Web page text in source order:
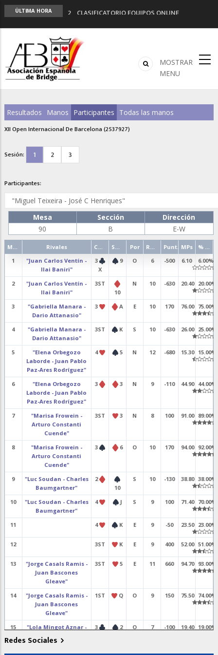
ÚLTIMA HORA
2º CLASIFICATORIO EQUIPOS ONLINE
ANUNCIATE EN NUESTRA REVISTA
NUEVA PROGRAMACIÓN TORNEOS FUNBRIDGE
LIGA 11ª
MOSTRAR
MENU
Resultados Manos Participantes Todas las manos
XII Open Internacional De Barcelona (2537927)
Sesión: 1 2 3
Participantes:
Mesa Sección
Dirección
90
B E-W
Rivales Por Punt. MPs
1
"Juan Carlos Ventín -
Ilai Baniri"
3
X
9 O 6 -500 6.10 6.00%
2
"Juan Carlos Ventín -
Ilai Baniri"
3ST
10
N 10 -630 20.40 20.00%
3
"Gabriella Manara -
Dario Attanasio"
3 A E 10 170 76.00 75.00%
4
"Gabriella Manara -
Dario Attanasio"
3ST K S 10 -630 26.00 25.00%
5
"Elena Orbegozo
Laborde - Juan Pablo
Paz-Ares Rodríguez"
4 5 N 12 -680 15.30 15.00%
6
"Elena Orbegozo
Laborde - Juan Pablo
Paz-Ares Rodríguez"
3 3 N 9 -110 44.90 44.00%
7
"Marisa Frowein -
Arturo Constanti
Cuende"
3ST 3 N 8 100 91.00 89.00%
8
"Marisa Frowein -
Arturo Constanti
Cuende"
3 6 O 10 170 94.00 92.00%
9
"Luc Soudan - Charles
Baumgartner"
2
10
S 10 -130 38.80 38.00%
10
"Luc Soudan - Charles
Baumgartner"
4 J S 9 100 71.40 70.00%
11 4 K E 9 -50 23.50 23.00%
12 3ST K E 9 400 52.00 51.00%
13
"Jorge Casals Ramis -
Juan Bascones
Gleave"
3ST 5 E 11 660 94.70 93.00%
14
"Jorge Casals Ramis -
Juan Bascones
Gleave"
1ST Q O 9 150 75.50 74.00%
15
"Lola Mingot Aznar -
María Fernanda
Panadero Martín"
3 2 O 7 -100 19.40 19.00%
Redes Sociales